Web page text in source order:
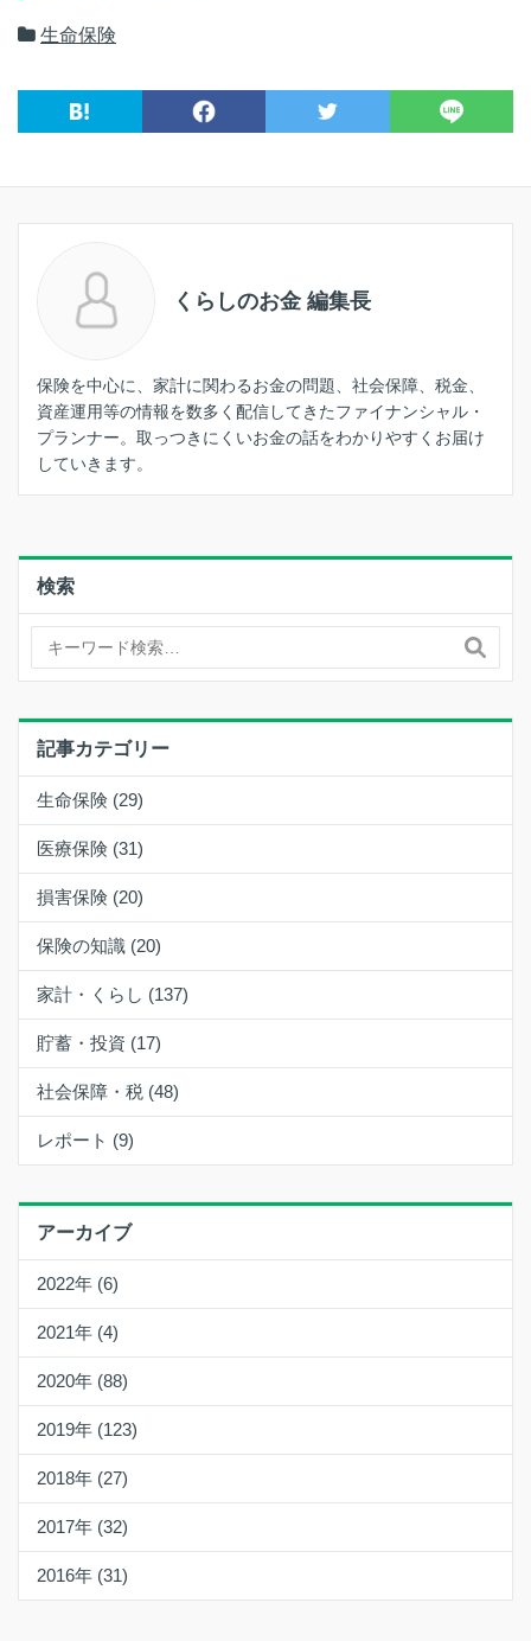
生命保険
くらしのお金 編集長
保険を中心に、家計に関わるお金の問題、社会保障、税金、
資産運用等の情報を数多く配信してきたファイナンシャル・
プランナー。取っつきにくいお金の話をわかりやすくお届け
していきます。
検索
記事カテゴリー
生命保険 (29)
医療保険 (31)
損害保険 (20)
保険の知識 (20)
家計・くらし (137)
貯蓄・投資 (17)
社会保障・税 (48)
レポート (9)
アーカイブ
2022年 (6)
2021年 (4)
2020年 (88)
2019年 (123)
2018年 (27)
2017年 (32)
2016年 (31)